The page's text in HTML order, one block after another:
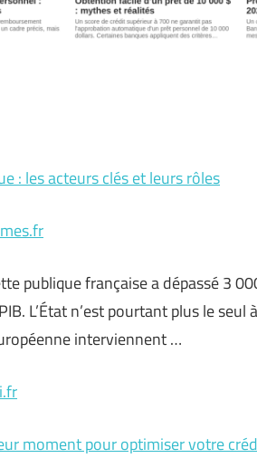
: les acteurs clés et leurs rôles
publique française a dépassé 3
L’État n’est pourtant plus le
interviennent …
moment pour optimiser votre